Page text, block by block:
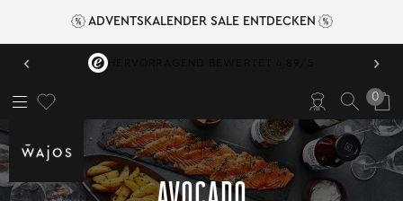
ADVENTSKALENDER SALE ENTDECKEN
‹ ›
0